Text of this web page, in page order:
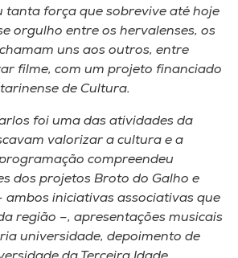
tanta força que sobrevive até hoje
orgulho entre os hervalenses, os
uns aos outros, entre
filme, com um projeto financiado
de Cultura.
foi uma das atividades da
valorizar a cultura e a
compreendeu
dos projetos Broto do Galho e
ambos iniciativas associativas que
região –, apresentações musicais
universidade, depoimento de